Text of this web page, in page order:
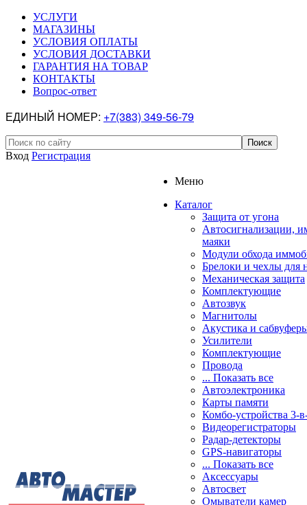
УСЛУГИ
МАГАЗИНЫ
УСЛОВИЯ ОПЛАТЫ
УСЛОВИЯ ДОСТАВКИ
ГАРАНТИЯ НА ТОВАР
КОНТАКТЫ
Вопрос-ответ
ЕДИНЫЙ НОМЕР: +7(383) 349-56-79
Вход Регистрация
Меню
Каталог
Защита от угона
Автосигнализации,
маяки
Модули обхода
Брелоки и чехлы для
Механическая защита
Комплектующие
Автозвук
Магнитолы
Акустика и
Усилители
Комплектующие
Провода
... Показать все
Автоэлектроника
Карты памяти
Комбо-устройства 3-
Видеорегистраторы
Радар-детекторы
GPS-навигаторы
... Показать все
Аксессуары
Автосвет
Омыватели камер